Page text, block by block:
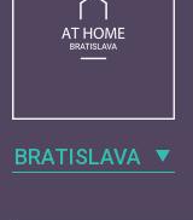
BRATISLAVA